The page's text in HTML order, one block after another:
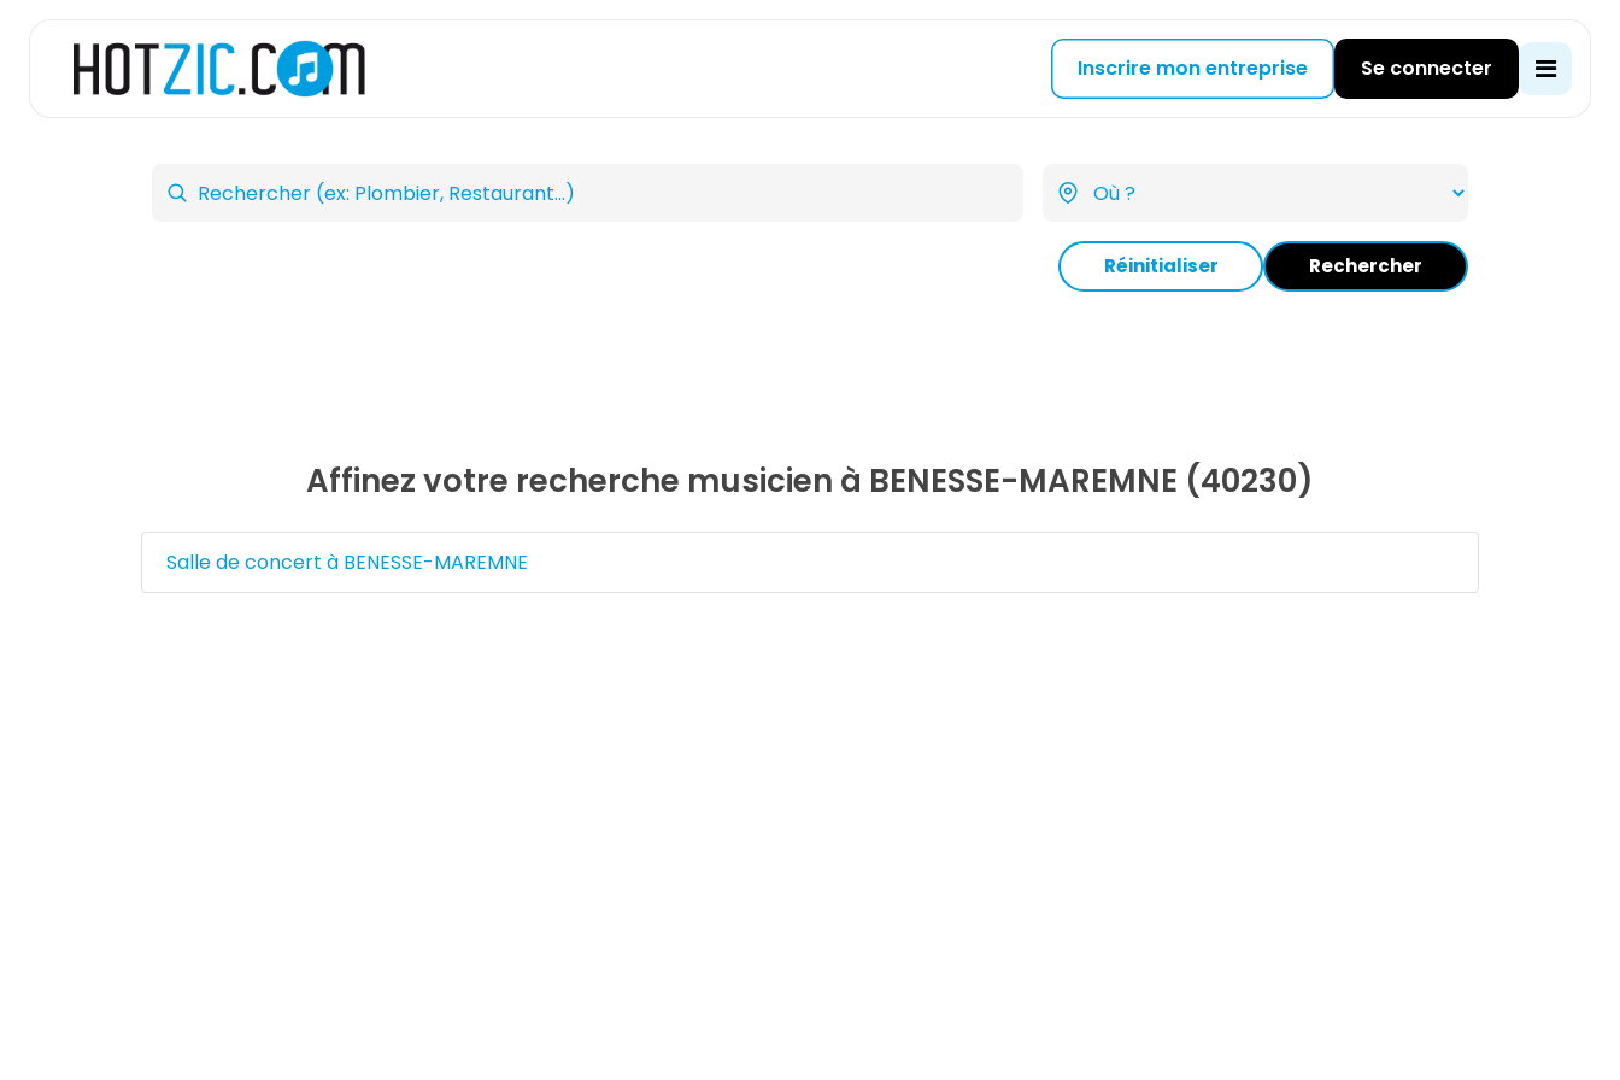
Inscrire mon entreprise Se connecter
Réinitialiser Rechercher
Affinez votre recherche musicien à BENESSE-MAREMNE (40230)
Salle de concert à BENESSE-MAREMNE